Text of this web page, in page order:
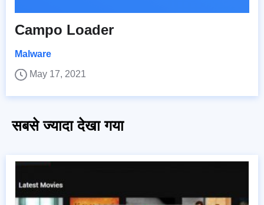
Campo Loader
Malware
May 17, 2021
सबसे ज्यादा देखा गया